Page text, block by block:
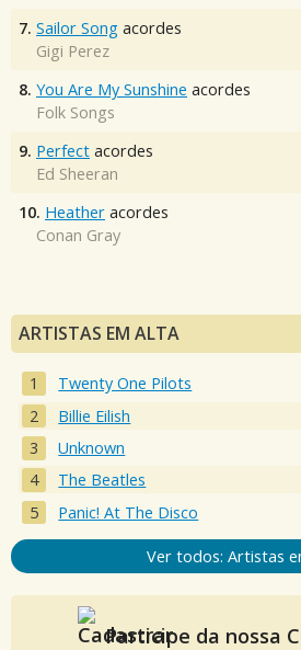
7. Sailor Song acordes
Gigi Perez
8. You Are My Sunshine acordes
Folk Songs
9. Perfect acordes
Ed Sheeran
10. Heather acordes
Conan Gray
ARTISTAS EM ALTA
Twenty One Pilots
Billie Eilish
Unknown
The Beatles
Panic! At The Disco
Ver todos: Artistas
Participe da nossa